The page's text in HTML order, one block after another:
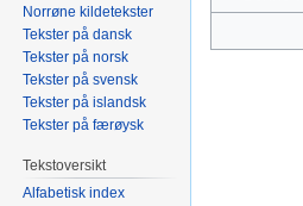
navigering
Norrøne kildetekster
Tekster på dansk
Tekster på norsk
Tekster på svensk
Tekster på islandsk
Tekster på færøysk
Tekstoversikt
Alfabetisk index